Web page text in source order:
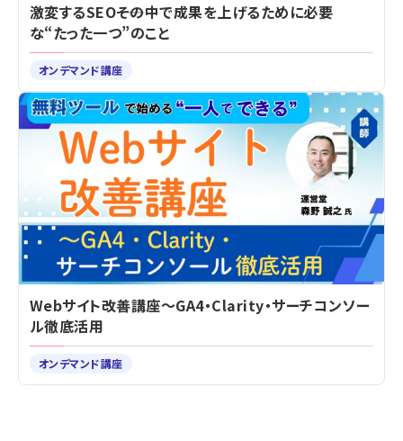
激変するSEO――その中で成果を上げるために必要
な“たった一つ”のこと
オンデマンド講座
Webサイト改善講座～GA4・Clarity・サーチコンソー
ル徹底活用
オンデマンド講座